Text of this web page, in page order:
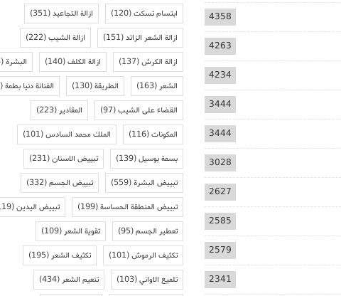
4358
4263
4234
3444
3444
3028
2627
2585
2579
2341
ابتسام تسكت(120) ازالة التجاعيد(351)
ازالة الشعر الزائد(151) ازالة الشيب(222)
ازالة الكرش(137) ازالة الكلف(140) البشرة(194)
الشعر(163) الطريقة(130) الفنانة دنيا بطمة(142)
القضاء على الشيب(97) المقادير(223)
المكونات(116) الملك محمد السادس(101)
بسمة بوسيل(139) تبييض الاسنان(231)
تبييض البشرة(559) تبييض الجسم(332)
تبييض المنطقة الحساسة(199) تبييض اليدين(119)
تعطير الجسم(95) تقوية الشعر(109)
تكثيف الرموش(101) تكثيف الشعر(195)
تلميع الاواني(103) تنعيم الشعر(434)